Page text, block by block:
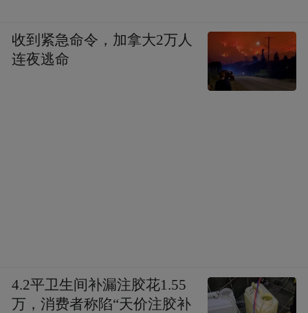
收到紧急命令，加拿大2万人
连夜逃命
4.2平卫生间补漏注胶花1.55
万，消费者称陷“天价注胶补